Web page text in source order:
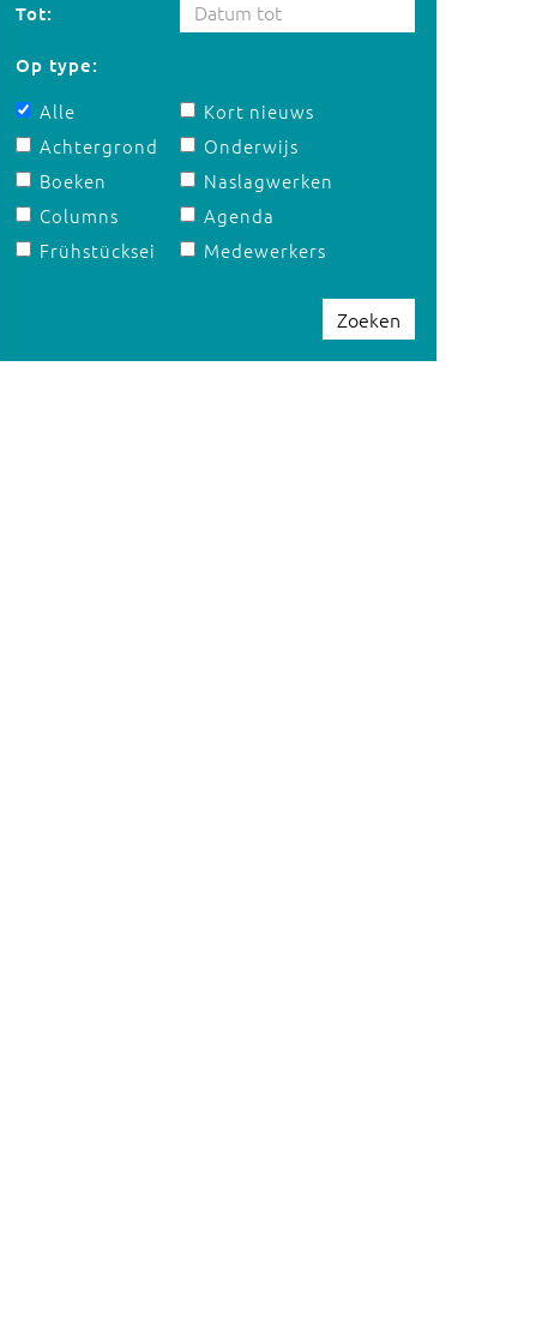
Tot:
Op type:
Alle
Achtergrond
Boeken
Columns
Frühstücksei
Kort nieuws
Onderwijs
Naslagwerken
Agenda
Medewerkers
Zoeken